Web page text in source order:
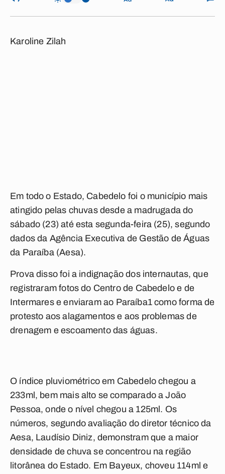
Karoline Zilah
Em todo o Estado, Cabedelo foi o município mais
atingido pelas chuvas desde a madrugada do
sábado (23) até esta segunda-feira (25), segundo
dados da Agência Executiva de Gestão de Águas
da Paraíba (Aesa).
Prova disso foi a indignação dos internautas, que
registraram fotos do Centro de Cabedelo e de
Intermares e enviaram ao Paraíba1como forma de
protesto aos alagamentos e aos problemas de
drenagem e escoamento das águas.
O índice pluviométrico em Cabedelo chegou a
233ml, bem mais alto se comparado a João
Pessoa, onde o nível chegou a 125ml. Os
números, segundo avaliação do diretor técnico da
Aesa, Laudísio Diniz, demonstram que a maior
densidade de chuva se concentrou na região
litorânea do Estado. Em Bayeux, choveu 114ml e